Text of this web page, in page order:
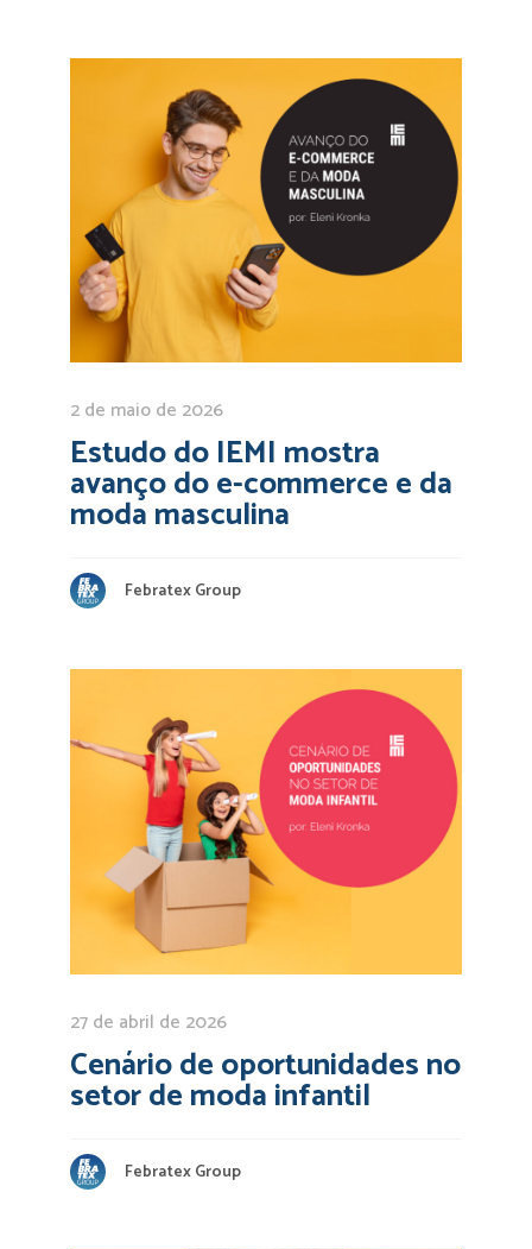
2 de maio de 2026
Estudo do IEMI mostra
avanço do e-commerce e da
moda masculina
Febratex Group
27 de abril de 2026
Cenário de oportunidades no
setor de moda infantil
Febratex Group